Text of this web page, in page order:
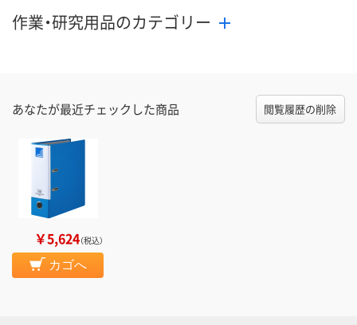
作業・研究用品のカテゴリー
あなたが最近チェックした商品 閲覧履歴の削除
￥5,624（税込）
カゴへ